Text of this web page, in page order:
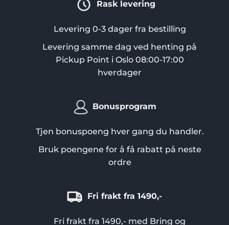
velges
produktsiden
Rask levering
Levering 0-3 dager fra bestilling
Levering samme dag ved henting på
Pickup Point i Oslo 08:00-17:00
hverdager
Bonusprogram
Tjen bonuspoeng hver gang du handler.
Bruk poengene for å få rabatt på neste
ordre
Fri frakt fra 1490,-
Fri frakt fra 1490,- med Bring og